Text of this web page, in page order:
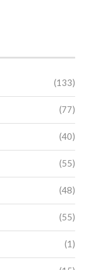
(133)
(77)
(40)
(55)
(48)
(55)
(1)